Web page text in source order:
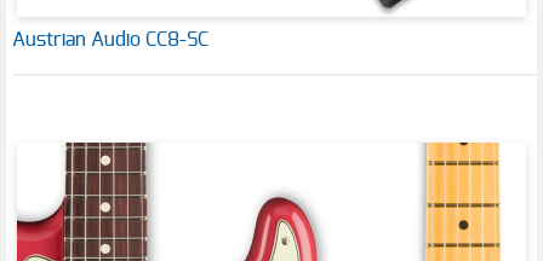
Austrian Audio CC8-SC